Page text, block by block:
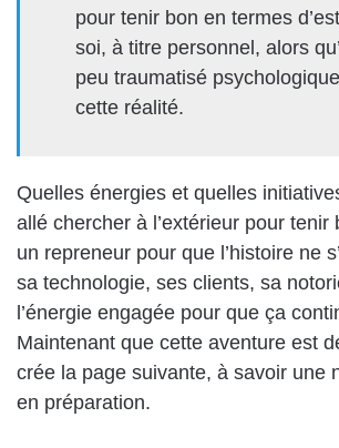
pour tenir bon en termes
soi, à titre personnel, alors
peu traumatisé
cette réalité.
Quelles énergies et quelles
allé chercher à l’extérieur pour tenir
un repreneur pour que l’histoire ne
sa technologie, ses clients, sa
l’énergie engagée pour que ça
Maintenant que cette aventure est
crée la page suivante, à savoir une
en préparation.